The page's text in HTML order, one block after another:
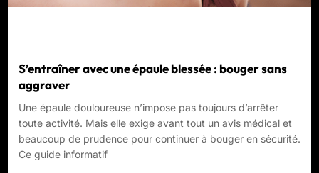
S’entraîner avec une épaule blessée : bouger sans
aggraver
Une épaule douloureuse n’impose pas toujours d’arrêter
toute activité. Mais elle exige avant tout un avis médical et
beaucoup de prudence pour continuer à bouger en sécurité.
Ce guide informatif